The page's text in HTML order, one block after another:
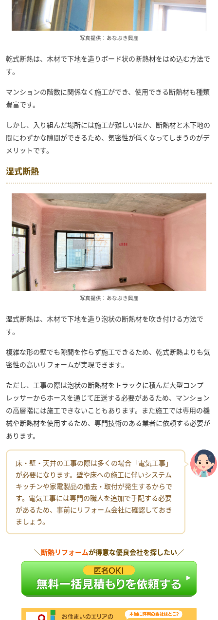
写真提供：あなぶき興産
乾式断熱は、木材で下地を造りボード状の断熱材をはめ込む方法で
す。
マンションの階数に関係なく施工ができ、使用できる断熱材も種類
豊富です。
しかし、入り組んだ場所には施工が難しいほか、断熱材と木下地の
間にわずかな隙間ができるため、気密性が低くなってしまうのがデ
メリットです。
湿式断熱
写真提供：あなぶき興産
湿式断熱は、木材で下地を造り泡状の断熱材を吹き付ける方法で
す。
複雑な形の壁でも隙間を作らず施工できるため、乾式断熱よりも気
密性の高いリフォームが実現できます。
ただし、工事の際は泡状の断熱材をトラックに積んだ大型コンプ
レッサーからホースを通じて圧送する必要があるため、マンション
の高層階には施工できないこともあります。また施工では専用の機
械や断熱材を使用するため、専門技術のある業者に依頼する必要が
あります。
床・壁・天井の工事の際は多くの場合「電気工事」
が必要になります。壁や床への施工に伴いシステム
キッチンや家電製品の撤去・取付が発生するからで
す。電気工事には専門の職人を追加で手配する必要
があるため、事前にリフォーム会社に確認しておき
ましょう。
＼断熱リフォームが得意な優良会社を探したい／